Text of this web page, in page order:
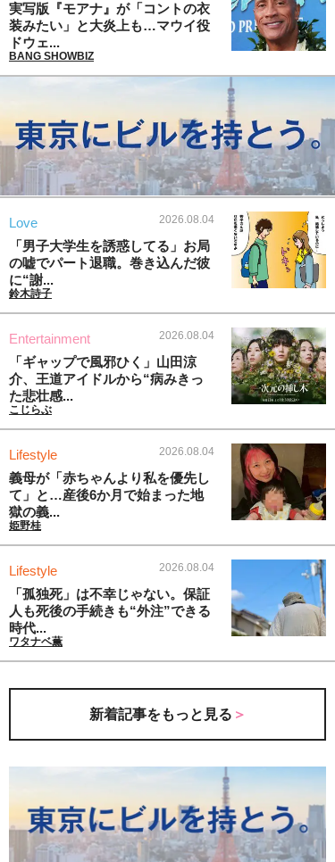
実写版『モアナ』が「コントの衣
装みたい」と大炎上も…マウイ役
ドウェ...
BANG SHOWBIZ
Love 2026.08.04
「男子大学生を誘惑してる」お局
の嘘でパート退職。巻き込んだ彼
に“謝...
鈴木詩子
Entertainment 2026.08.04
「ギャップで風邪ひく」山田涼
介、王道アイドルから“病みきっ
た悲壮感...
こじらぶ
Lifestyle 2026.08.04
義母が「赤ちゃんより私を優先し
て」と…産後6か月で始まった地
獄の義...
姫野桂
Lifestyle 2026.08.04
「孤独死」は不幸じゃない。保証
人も死後の手続きも“外注”できる
時代...
ワタナベ薫
新着記事をもっと見る